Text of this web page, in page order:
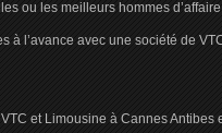
ou les meilleurs hommes
à l’avance avec une société de
et Limousine à Cannes Antibes